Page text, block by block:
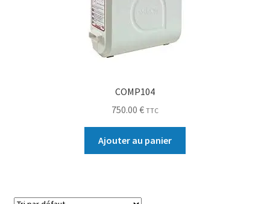
COMP104
750.00 € TTC
Ajouter au panier